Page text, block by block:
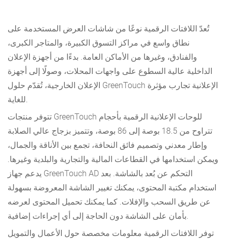
تُعدّ اللافتات الرقمية نوعًا من شاشات العرض المستخدمة على
نطاق واسع في مراكز التسوق الكبيرة، والمتاجر الكبرى،
والفنادق، وغيرها من الأماكن العامة. بدءًا من أجهزة الإعلان
الداخلية عالية السطوع على واجهات المحلات، وصولًا إلى أجهزة
الإعلان الخارجية، تُقدّم حلول GreenTouch الإعلانية تجارب مؤثرة
للغاية.
تتوفر منتجات GreenTouch للوحات الإعلانية الرقمية بأحجام
تتراوح من 18.5 بوصة إلى 86 بوصة، وتتميز بزجاج عالي الصلابة
وإطار معدني وتصميم فائق النحافة، تجمع بين الأناقة والجمال،
ويمكن استخدامها في القطاعات المالية والتجارية والبلدية وغيرها.
يدعم جهاز GreenTouch AD التحكم عن بُعد بالشاشة. بعد
استخدام مكتبة المحتوى، يمكنك تغيير الشاشة المعروضة بسهولة
عن طريق السحب والإفلات. كما يمكنك تحميل المحتوى لعرضه
بأمان على الشاشة دون الحاجة إلى أي إجراءات إضافية.
توفر اللافتات الرقمية معلومات مخصصة حول الأعمال والتمويل